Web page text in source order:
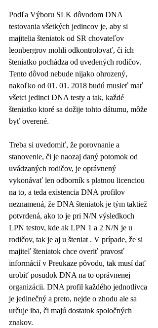
Podľa Výboru SLK dôvodom DNA
testovania všetkých jedincov je, aby si
majitelia šteniatok od SR chovateľov
leonbergrov mohli odkontrolovať, či ích
šteniatko pochádza od uvedených rodičov.
Tento dôvod nebude nijako ohrozený,
nakoľko od 01. 01. 2018 budú musieť mať
všetci jedinci DNA testy a tak, každé
šteniatko ktoré sa dožije tohto dátumu, môže
byť overené.
Treba si uvedomiť, že porovnanie a
stanovenie, či je naozaj daný potomok od
uvádzaných rodičov, je oprávnený
vykonávať len odborník s platnou licenciou
na to, a teda existencia DNA profilov
neznamená, že DNA šteniatok je tým taktiež
potvrdená, ako to je pri N/N výsledkoch
LPN testov, kde ak LPN 1 a 2 N/N je u
rodičov, tak je aj u šteniat . V prípade, že si
majiteľ šteniatok chce overiť pravosť
informácií v Preukaze pôvodu, tak musí dať
urobiť posudok DNA na to oprávnenej
organizácii. DNA profil každého jednotlivca
je jedinečný a preto, nejde o zhodu ale sa
určuje iba, či majú dostatok spoločných
znakov.